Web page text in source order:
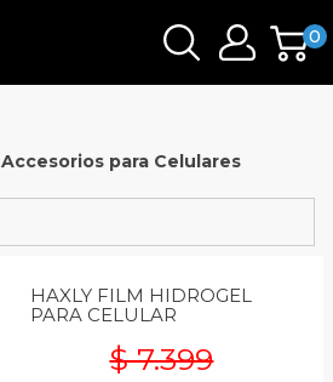
0
Accesorios para Celulares
HAXLY FILM HIDROGEL
PARA CELULAR
$ 7.399